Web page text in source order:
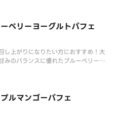
ベリーヨーグルトパフェ
し上がりになりたい方におすすめ！大
みのバランスに優れたブルーベリーと
ルマンゴーパフェ